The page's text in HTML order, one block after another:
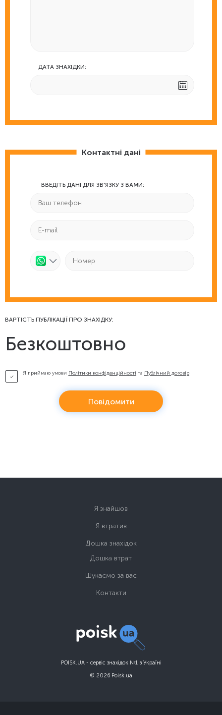
ДАТА ЗНАХІДКИ:
Контактні дані
ВВЕДІТЬ ДАНІ ДЛЯ ЗВ'ЯЗКУ З ВАМИ:
ВАРТІСТЬ ПУБЛІКАЦІЇ ПРО ЗНАХІДКУ:
Безкоштовно
Я приймаю умови Політики конфіденційності та Публічний договір
Повідомити
POISK.UA - сервіс знахідок №1 в Україні
© 2026 Poisk.ua
Я знайшов
Я втратив
Дошка знахідок
Дошка втрат
Шукаємо за вас
Контакти